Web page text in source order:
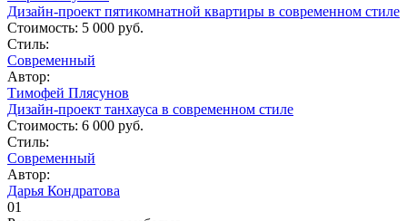
Дизайн-проект пятикомнатной квартиры в современном стиле
Стоимость: 5 000 руб.
Стиль:
Современный
Автор:
Тимофей Плясунов
Дизайн-проект танхауса в современном стиле
Стоимость: 6 000 руб.
Стиль:
Современный
Автор:
Дарья Кондратова
01